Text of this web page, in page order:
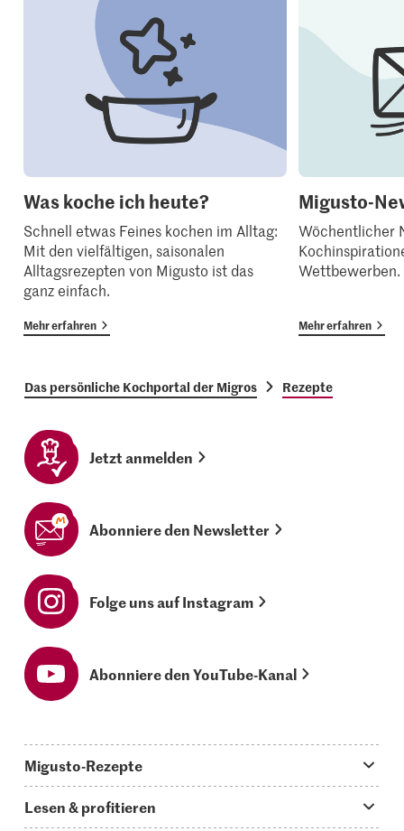
Was koche ich heute?
Schnell etwas Feines kochen im Alltag:
Mit den vielfältigen, saisonalen
Alltagsrezepten von Migusto ist das
ganz einfach.
Mehr erfahren
Migusto-
Wöchentlicher
Wettbewerben.
Mehr erfahren
Das persönliche Kochportal der Migros Rezepte
Jetzt anmelden
Abonniere den Newsletter
Folge uns auf Instagram
Abonniere den YouTube-Kanal
Migusto-Rezepte
Lesen & profitieren